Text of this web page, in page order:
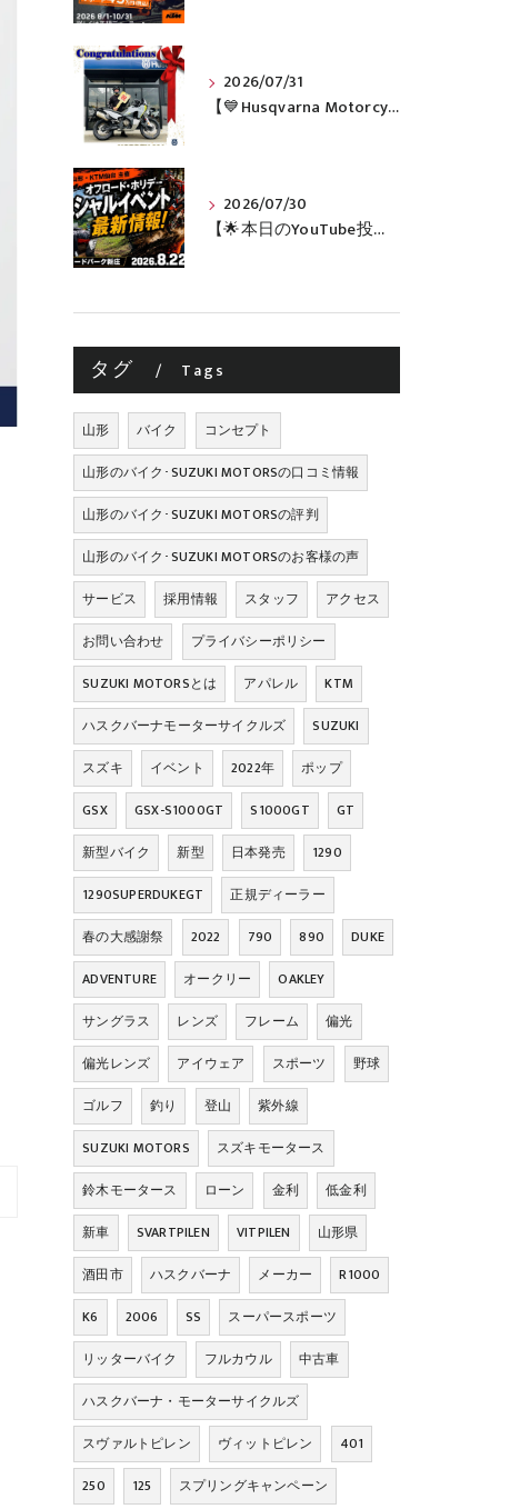
2026/07/31
【💙Husqvarna Motorcycles / NORDEN 901💙】 ご納車おめでとうございます🎉✨
2026/07/30
【🌟本日のYouTube投稿完了🌟】 🔥田中太一さんをスペシャルゲストに🔥 8月22日(土)オフロード・ホリデー最新情報！！
タグ Tags
山形 バイク
コンセプト
山形のバイク･SUZUKI MOTORSの口コミ情報
山形のバイク･SUZUKI MOTORSの評判
山形のバイク･SUZUKI MOTORSのお客様の声
サービス
採用情報 スタッフ
アクセス
お問い合わせ
プライバシーポリシー
SUZUKI MOTORSとは
アパレル
KTM
ハスクバーナモーターサイクルズ
SUZUKI
スズキ
イベント 2022年
ポップ
GSX
GSX-S1000GT S1000GT
GT
新型バイク
新型 日本発売
1290
1290SUPERDUKEGT
正規ディーラー
春の大感謝祭
2022 790 890
DUKE
ADVENTURE
オークリー
OAKLEY
サングラス
レンズ フレーム
偏光
偏光レンズ
アイウェア スポーツ
野球
ゴルフ
釣り 登山
紫外線
SUZUKI MOTORS
スズキモータース
鈴木モータース
ローン 金利
低金利
新車
SVARTPILEN VITPILEN
山形県
酒田市
ハスクバーナ メーカー
R1000
K6
2006 SS
スーパースポーツ
リッターバイク
フルカウル
中古車
ハスクバーナ・モーターサイクルズ
スヴァルトピレン
ヴィットピレン
401
250
125
スプリングキャンペーン